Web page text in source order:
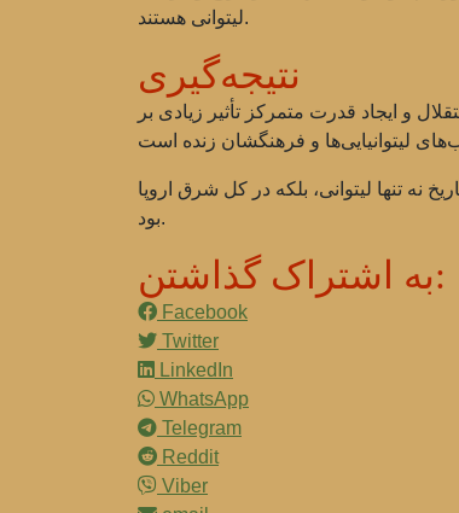
لیتوانی هستند.
نتیجه‌گیری
و ایجاد قدرت متمرکز تأثیر زیادی بر
نه تنها لیتوانی، بلکه در کل شرق اروپا
بود.
به اشتراک گذاشتن:
Facebook
Twitter
LinkedIn
WhatsApp
Telegram
Reddit
Viber